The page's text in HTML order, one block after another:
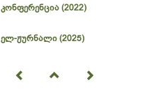
კონფერენცია (2022)
ელ-ჟურნალი (2025)